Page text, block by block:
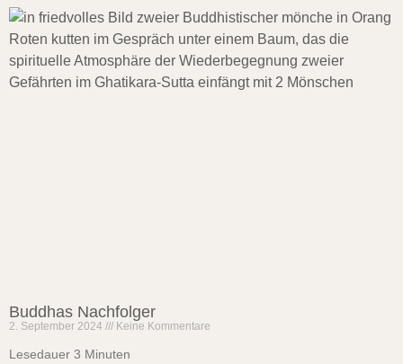
Buddhas Nachfolger
2. September 2024 Keine Kommentare
Lesedauer 3 Minuten